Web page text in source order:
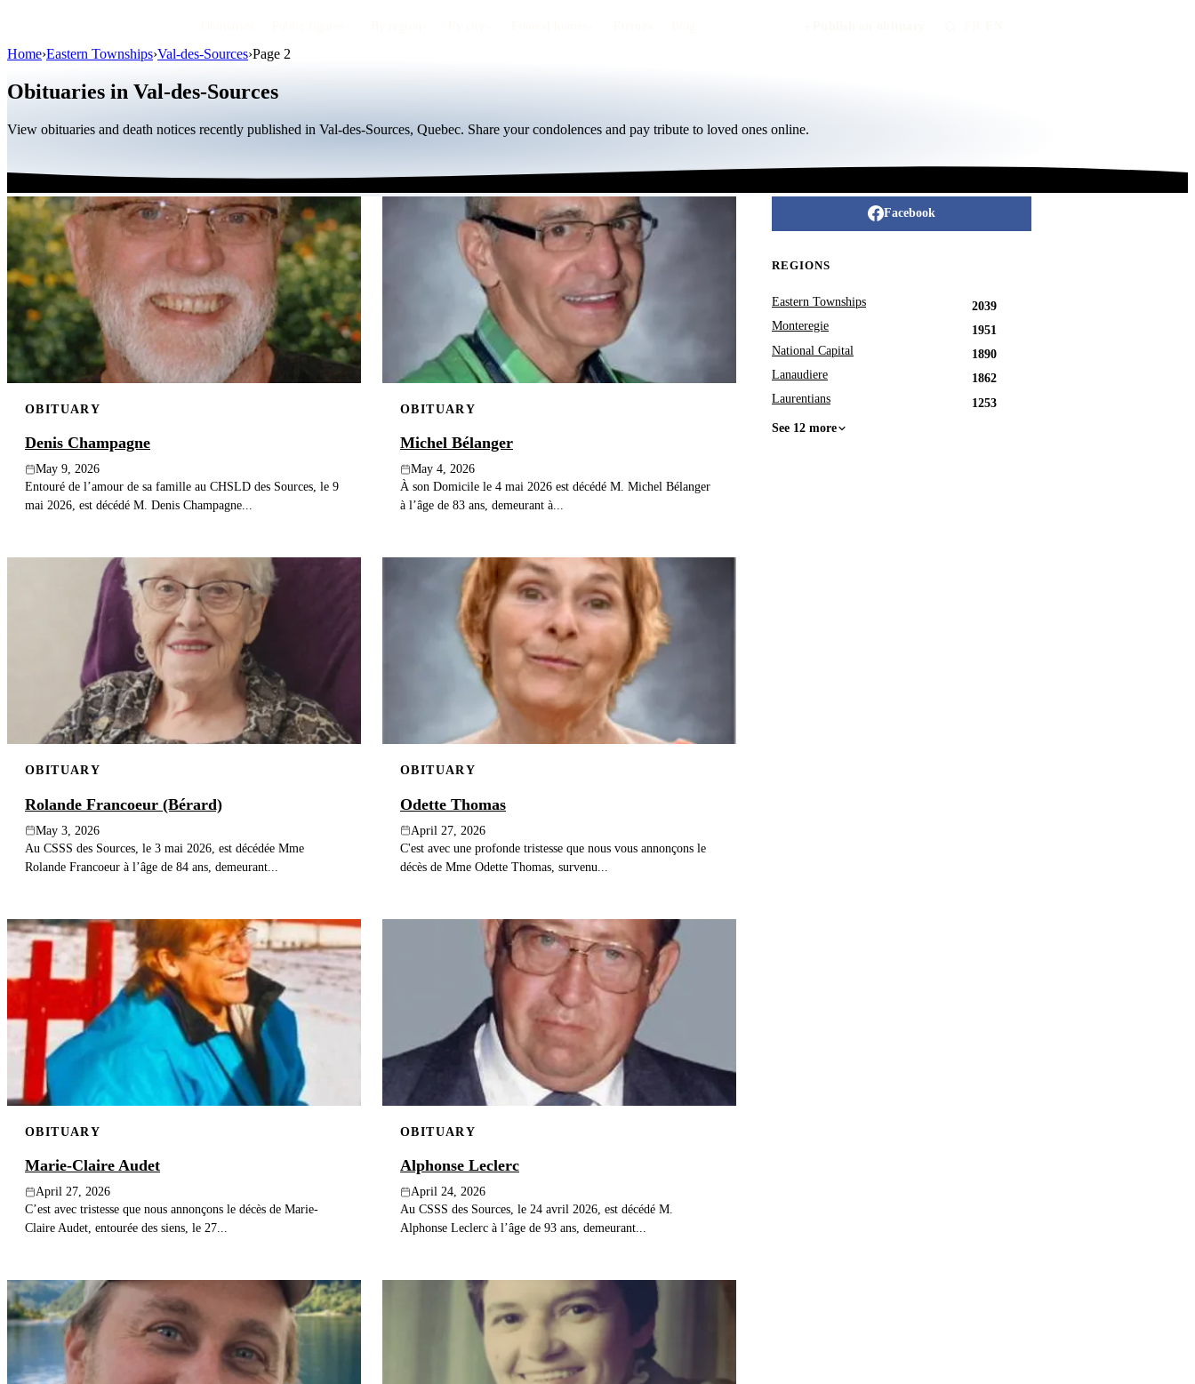
Home›Eastern Townships›Val-des-Sources›Page 2
Obituaries in Val-des-Sources
View obituaries and death notices recently published in Val-des-Sources, Quebec. Share your condolences and pay tribute to loved ones online.
OBITUARY
Denis Champagne
May 9, 2026
Entouré de l’amour de sa famille au CHSLD des Sources, le 9
mai 2026, est décédé M. Denis Champagne...
OBITUARY
Michel Bélanger
May 4, 2026
À son Domicile le 4 mai 2026 est décédé M. Michel Bélanger
à l’âge de 83 ans, demeurant à...
OBITUARY
Rolande Francoeur (Bérard)
May 3, 2026
Au CSSS des Sources, le 3 mai 2026, est décédée Mme
Rolande Francoeur à l’âge de 84 ans, demeurant...
OBITUARY
Odette Thomas
April 27, 2026
C'est avec une profonde tristesse que nous vous annonçons le
décès de Mme Odette Thomas, survenu...
OBITUARY
Marie-Claire Audet
April 27, 2026
C’est avec tristesse que nous annonçons le décès de Marie-
Claire Audet, entourée des siens, le 27...
OBITUARY
Alphonse Leclerc
April 24, 2026
Au CSSS des Sources, le 24 avril 2026, est décédé M.
Alphonse Leclerc à l’âge de 93 ans, demeurant...
Facebook
REGIONS
Eastern Townships
2039
Monteregie
1951
National Capital
1890
Lanaudiere
1862
Laurentians
1253
See 12 more